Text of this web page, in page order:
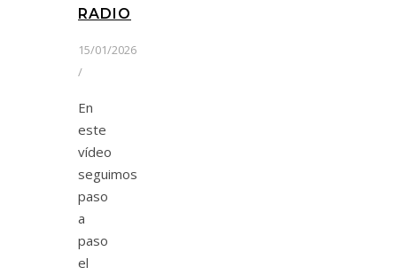
RADIO
15/01/2026
/
En
este
vídeo
seguimos
paso
a
paso
el